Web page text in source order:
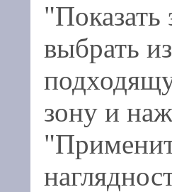
"Показать
выбрать
зону и